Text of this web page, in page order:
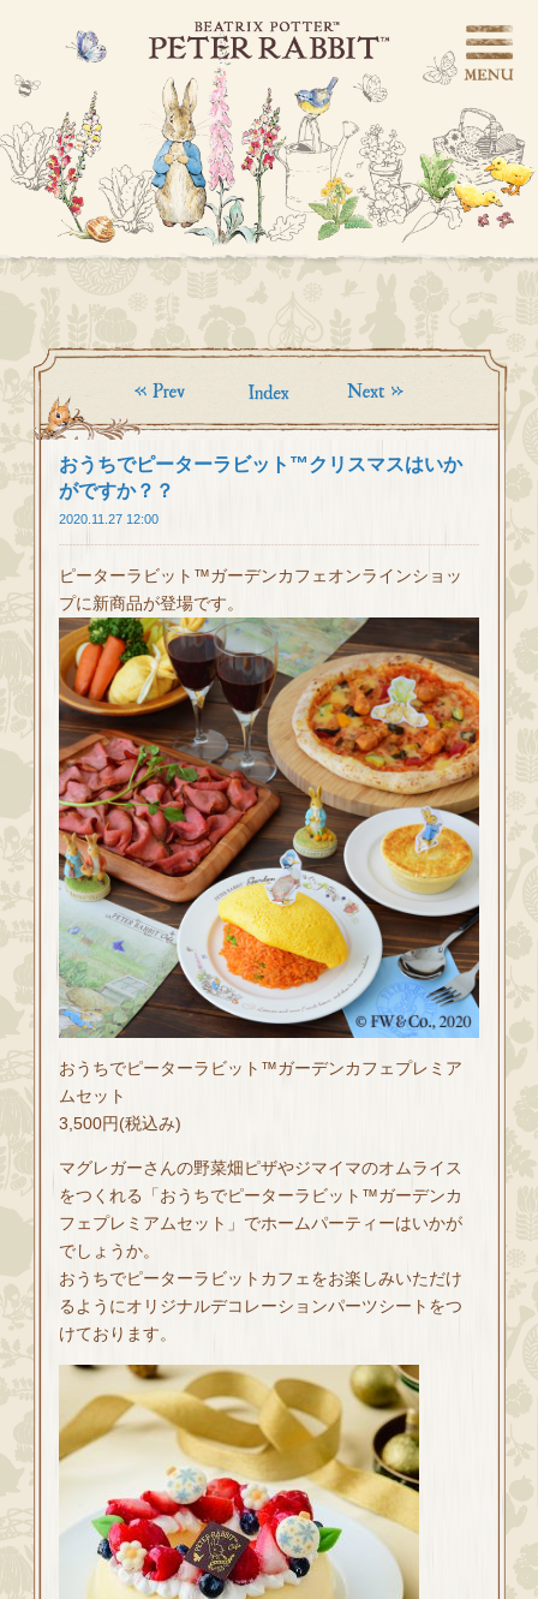
おうちでピーターラビット™クリスマスはいか
がですか？？
2020.11.27 12:00
ピーターラビット™ガーデンカフェオンラインショッ
プに新商品が登場です。
おうちでピーターラビット™ガーデンカフェプレミア
ムセット
3,500円(税込み)
マグレガーさんの野菜畑ピザやジマイマのオムライス
をつくれる「おうちでピーターラビット™ガーデンカ
フェプレミアムセット」でホームパーティーはいかが
でしょうか。
おうちでピーターラビットカフェをお楽しみいただけ
るようにオリジナルデコレーションパーツシートをつ
けております。